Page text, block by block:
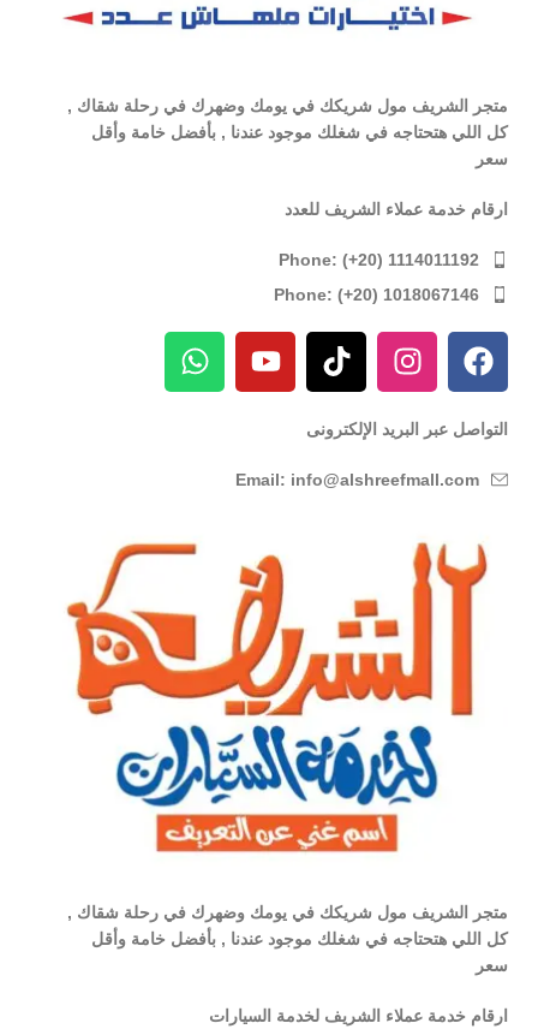
متجر الشريف مول شريكك في يومك وضهرك في رحلة شقاك ,
كل اللي هتحتاجه في شغلك موجود عندنا , بأفضل خامة وأقل
سعر
ارقام خدمة عملاء الشريف للعدد
Phone: (+20) 1114011192
Phone: (+20) 1018067146
التواصل عبر البريد الإلكترونى
Email: info@alshreefmall.com
متجر الشريف مول شريكك في يومك وضهرك في رحلة شقاك ,
كل اللي هتحتاجه في شغلك موجود عندنا , بأفضل خامة وأقل
سعر
ارقام خدمة عملاء الشريف لخدمة السيارات